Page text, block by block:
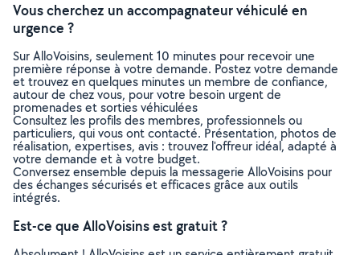
Vous cherchez un accompagnateur véhiculé en
urgence ?
Sur AlloVoisins, seulement 10 minutes pour recevoir une
première réponse à votre demande. Postez votre demande
et trouvez en quelques minutes un membre de confiance,
autour de chez vous, pour votre besoin urgent de
promenades et sorties véhiculées
Consultez les profils des membres, professionnels ou
particuliers, qui vous ont contacté. Présentation, photos de
réalisation, expertises, avis : trouvez l'offreur idéal, adapté à
votre demande et à votre budget.
Conversez ensemble depuis la messagerie AlloVoisins pour
des échanges sécurisés et efficaces grâce aux outils
intégrés.
Est-ce que AlloVoisins est gratuit ?